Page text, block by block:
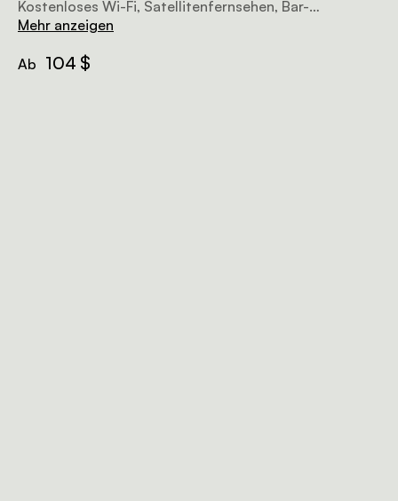
Kostenloses Wi-Fi, Satellitenfernsehen, Bar-
Kühlschrank, Tee- und
ist inklusive.
Mehr anzeigen
Ab 104 $